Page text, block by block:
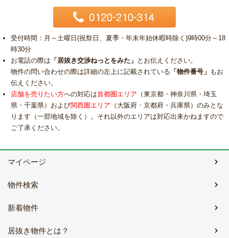
受付時間：月～土曜日(祝祭日、夏季・年末年始休暇時除く)9時00分～18
時30分
お電話の際は 「居抜き交渉ねっとをみた」 とお伝えください。
物件の問い合わせの際は詳細の左上に記載されている 「物件番号」 もお
伝えください。
店舗を売りたい方への対応は首都圏エリア （東京都・神奈川県・埼玉
県・千葉県）および関西圏エリア （大阪府・京都府・兵庫県）のみとな
ります（一部地域を除く）。それ以外のエリアは対応出来かねますので
ご了承ください。
マイページ
物件検索
新着物件
居抜き物件とは？